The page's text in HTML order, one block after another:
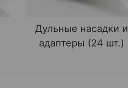
Дульные насадки и
адаптеры (24 шт.)